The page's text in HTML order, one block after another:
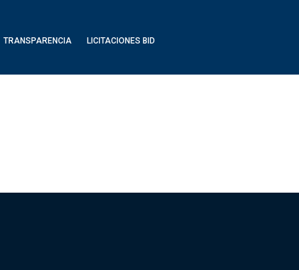
TRANSPARENCIA LICITACIONES BID